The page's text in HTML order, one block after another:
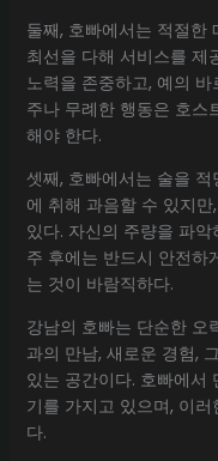
둘째, 호빠에서는 적절한
최선을 다해 서비스를 제
노력을 존중하고, 예의
주나 무례한 행동은 호스
해야 한다.
셋째, 호빠에서는 술을
에 취해 과음할 수 있지
있다. 자신의 주량을 파
주 후에는 반드시 안전하
는 것이 바람직하다.
강남의 호빠는 단순한 오
과의 만남, 새로운 경험,
있는 공간이다. 호빠에서
기를 가지고 있으며, 이
다.